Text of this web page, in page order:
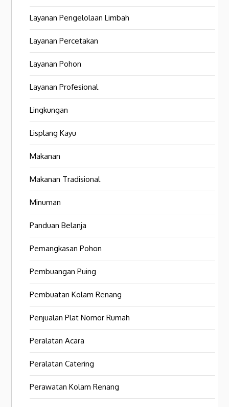
Layanan Pengelolaan Limbah
Layanan Percetakan
Layanan Pohon
Layanan Profesional
Lingkungan
Lisplang Kayu
Makanan
Makanan Tradisional
Minuman
Panduan Belanja
Pemangkasan Pohon
Pembuangan Puing
Pembuatan Kolam Renang
Penjualan Plat Nomor Rumah
Peralatan Acara
Peralatan Catering
Perawatan Kolam Renang